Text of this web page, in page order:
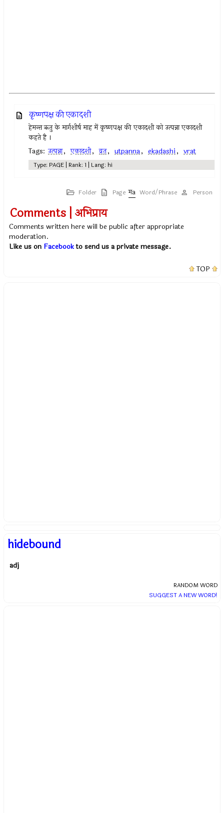
कृष्णपक्ष की एकादशी
हेमन्त ऋतु के मार्गशीर्ष माह में कृष्णपक्ष की एकादशी को उत्पन्ना एकादशी
कहते है ।
Tags: उत्पन्ना, एकादशी, व्रत, utpanna, ekadashi, vrat
Type: PAGE | Rank: 1 | Lang: hi
Folder Page Word/Phrase Person
Comments | अभिप्राय
Comments written here will be public after appropriate
moderation.
Like us on Facebookto send us a private message.
TOP
hidebound
adj
RANDOM WORD
SUGGEST A NEW WORD!